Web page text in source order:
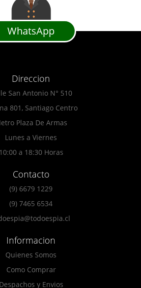
WhatsApp
Direccion
San Antonio N° 510
801, Santiago Centro
Plaza De Armas
Lunes a Viernes
10:00 a 18:30 Horas
Contacto
(9) 6679 1229
(9) 7465 6534
Informacion
Quienes Somos
Como Comprar
Despachos y Envios